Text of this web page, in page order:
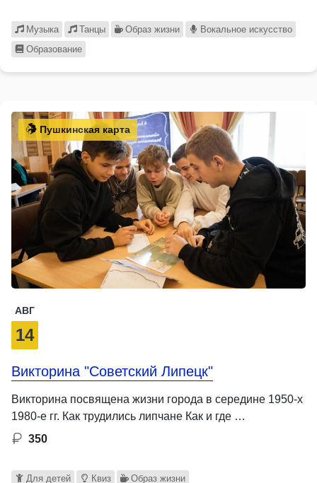
Музыка Танцы Образ жизни
Вокальное искусство
Образование
Пушкинская карта
АВГ
14
Викторина "Советский Липецк"
Викторина посвящена жизни города в середине 1950-х
1980-е гг. Как трудились липчане Как и где …
350
Для детей Квиз Образ жизни